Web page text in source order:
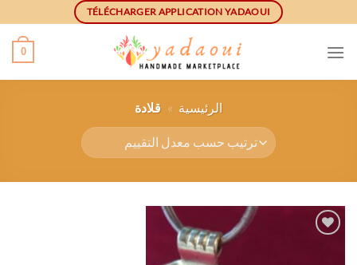
to
content
TÉLÉCHARGER APPLICATION YADAOUI
0
الرئيسية » قلادة